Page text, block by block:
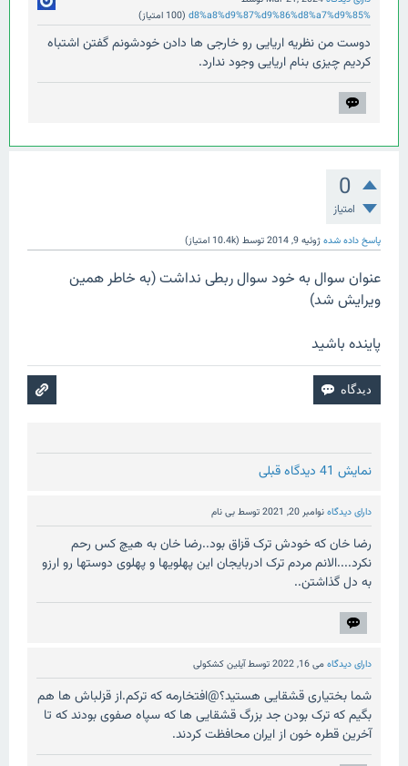
%d8%a8%d9%87%d9%86%d8%a7%d9%85
(
100 امتیاز)
دوست من نظریه اریایی رو خارجی ها دادن خودشونم گفتن اشتباه
کردیم چیزی بنام اریایی وجود ندارد.
0
امتیاز
پاسخ داده شدهژوئیه 9, 2014 توسط (
10.4k امتیاز)
عنوان سوال به خود سوال ربطی نداشت (به خاطر همین
ویرایش شد)
پاینده باشید
نمایش 41 دیدگاه قبلی
دارای دیدگاهنوامبر 20, 2021 توسطبی نام
رضا خان که خودش ترک قزاق بود..رضا خان به هیچ کس رحم
نکرد....الانم مردم ترک ادربایجان این پهلویها و پهلوی دوستها رو ارزو
به دل گذاشتن..
دارای دیدگاهمی 16, 2022 توسطآیلین کشکولی
شما بختیاری قشقایی هستید؟@افتخارمه که ترکم.از قزلباش ها هم
بگیم که ترک بودن جد بزرگ قشقایی ها که سپاه صفوی بودند که تا
آخرین قطره خون از ایران محافظت کردند.